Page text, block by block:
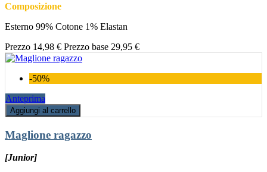
Composizione
Esterno 99% Cotone 1% Elastan
Prezzo 14,98 € Prezzo base 29,95 €
-50%
Anteprima
Aggiungi al carrello
Maglione ragazzo
[Junior]